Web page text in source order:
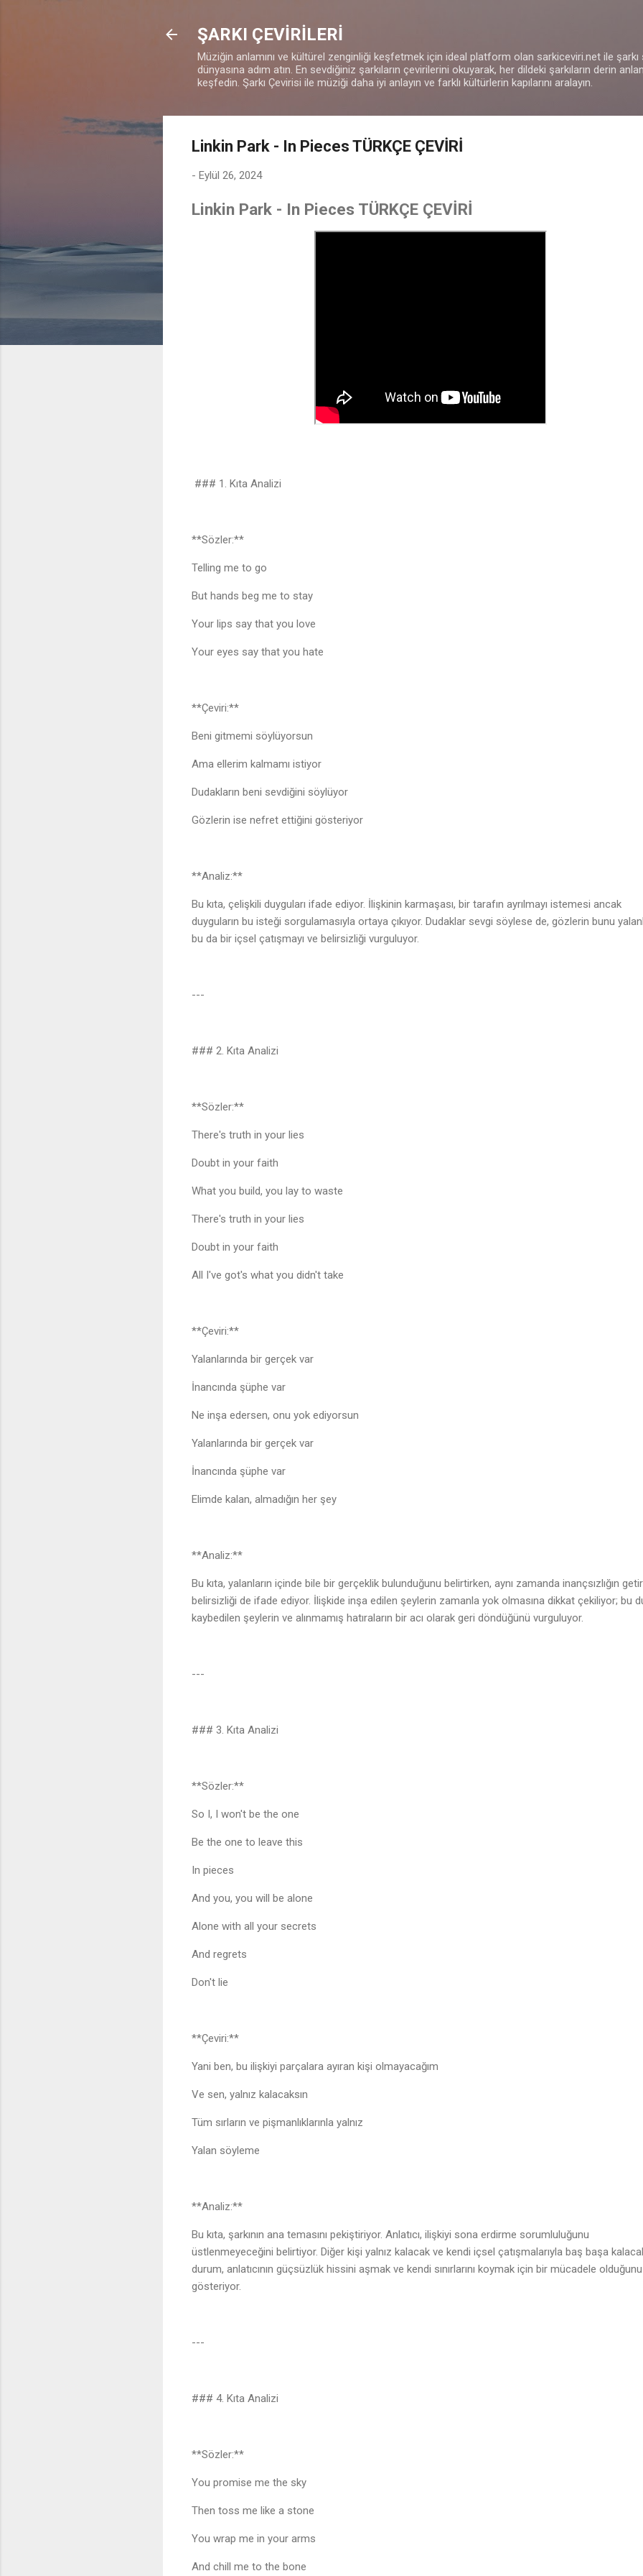
ŞARKI ÇEVİRİLERİ
Müziğin anlamını ve kültürel zenginliği keşfetmek için ideal platform olan sarkiceviri.net ile
dünyasına adım atın. En sevdiğiniz şarkıların çevirilerini okuyarak, her dildeki şarkıların derin
keşfedin. Şarkı Çevirisi ile müziği daha iyi anlayın ve farklı kültürlerin kapılarını aralayın.
Linkin Park - In Pieces TÜRKÇE ÇEVİRİ
- Eylül 26, 2024
Linkin Park - In Pieces TÜRKÇE ÇEVİRİ
### 1. Kıta Analizi
**Sözler:**
Telling me to go
But hands beg me to stay
Your lips say that you love
Your eyes say that you hate
**Çeviri:**
Beni gitmemi söylüyorsun
Ama ellerim kalmamı istiyor
Dudakların beni sevdiğini söylüyor
Gözlerin ise nefret ettiğini gösteriyor
**Analiz:**
Bu kıta, çelişkili duyguları ifade ediyor. İlişkinin karmaşası, bir tarafın ayrılmayı istemesi ancak
duyguların bu isteği sorgulamasıyla ortaya çıkıyor. Dudaklar sevgi söylese de, gözlerin bunu
bu da bir içsel çatışmayı ve belirsizliği vurguluyor.
---
### 2. Kıta Analizi
**Sözler:**
There's truth in your lies
Doubt in your faith
What you build, you lay to waste
There's truth in your lies
Doubt in your faith
All I've got's what you didn't take
**Çeviri:**
Yalanlarında bir gerçek var
İnancında şüphe var
Ne inşa edersen, onu yok ediyorsun
Yalanlarında bir gerçek var
İnancında şüphe var
Elimde kalan, almadığın her şey
**Analiz:**
Bu kıta, yalanların içinde bile bir gerçeklik bulunduğunu belirtirken, aynı zamanda inançsızlığın
belirsizliği de ifade ediyor. İlişkide inşa edilen şeylerin zamanla yok olmasına dikkat çekiliyor; bu
kaybedilen şeylerin ve alınmamış hatıraların bir acı olarak geri döndüğünü vurguluyor.
---
### 3. Kıta Analizi
**Sözler:**
So I, I won't be the one
Be the one to leave this
In pieces
And you, you will be alone
Alone with all your secrets
And regrets
Don't lie
**Çeviri:**
Yani ben, bu ilişkiyi parçalara ayıran kişi olmayacağım
Ve sen, yalnız kalacaksın
Tüm sırların ve pişmanlıklarınla yalnız
Yalan söyleme
**Analiz:**
Bu kıta, şarkının ana temasını pekiştiriyor. Anlatıcı, ilişkiyi sona erdirme sorumluluğunu
üstlenmeyeceğini belirtiyor. Diğer kişi yalnız kalacak ve kendi içsel çatışmalarıyla baş başa
durum, anlatıcının güçsüzlük hissini aşmak ve kendi sınırlarını koymak için bir mücadele olduğunu
gösteriyor.
---
### 4. Kıta Analizi
**Sözler:**
You promise me the sky
Then toss me like a stone
You wrap me in your arms
And chill me to the bone